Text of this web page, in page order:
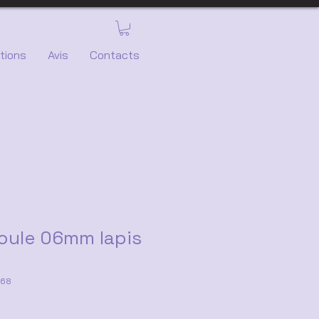
Avis Contacts
06mm lapis